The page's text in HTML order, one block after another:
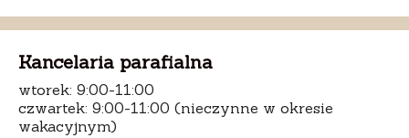
Kancelaria parafialna
wtorek: 9:00-11:00
czwartek: 9:00-11:00 (nieczynne w okresie
wakacyjnym)